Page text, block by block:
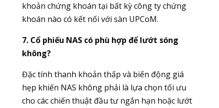
khoản chứng khoán tại bất kỳ công ty chứng
khoán nào có kết nối với sàn UPCoM.
7. Cổ phiếu NAS có phù hợp để lướt sóng
không?
Đặc tính thanh khoản thấp và biến động giá
hẹp khiến NAS không phải là lựa chọn tối ưu
cho các chiến thuật đầu tư ngắn hạn hoặc lướt